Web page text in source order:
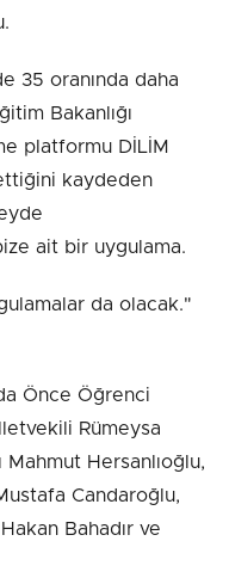
35 oranında daha
Bakanlığı
platformu DİLİM
kaydeden
ait bir uygulama.
da olacak."
Önce Öğrenci
Rümeysa
Hersanlıoğlu,
Candaroğlu,
Bahadır ve